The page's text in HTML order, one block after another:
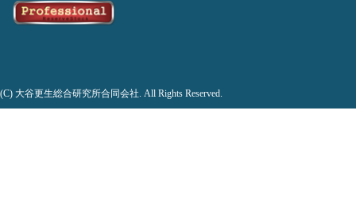
(C) 大谷更生総合研究所合同会社. All Rights Reserved.